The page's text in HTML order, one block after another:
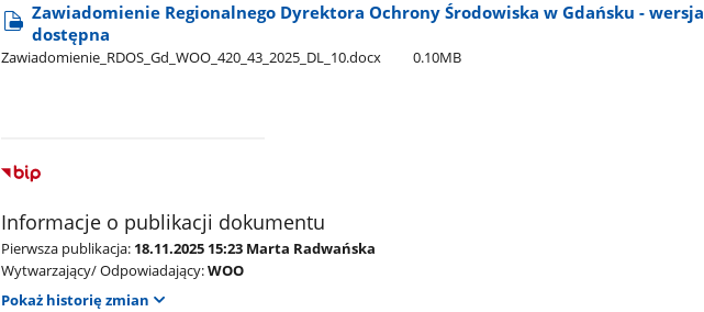
Zawiadomienie Regionalnego Dyrektora Ochrony Środowiska w Gdańsku - wersja
dostępna
Zawiadomienie​_RDOS​_Gd​_WOO​_420​_43​_2025​_DL​_10.docx 0.10MB
Informacje o publikacji dokumentu
Pierwsza publikacja: 18.11.2025 15:23 Marta Radwańska
Wytwarzający/ Odpowiadający:WOO
Pokaż historię zmian